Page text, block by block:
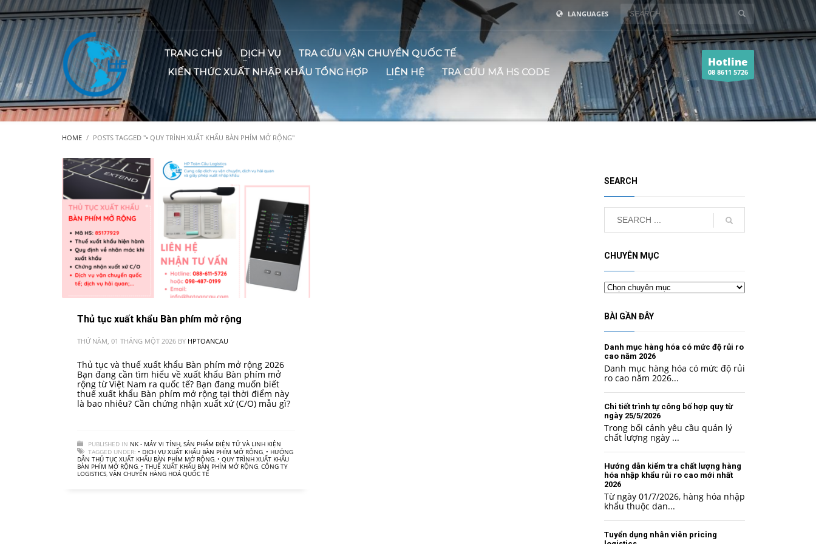
LANGUAGES
TRANG CHỦ DỊCH VỤ
TRA CỨU VẬN CHUYỂN QUỐC TẾ
KIẾN THỨC XUẤT NHẬP KHẨU TỔNG HỢP
LIÊN HỆ TRA CỨU MÃ HS CODE
Hotline
08 8611 5726
HOME POSTS TAGGED "• QUY TRÌNH XUẤT KHẨU BÀN PHÍM MỞ RỘNG"
Thủ tục xuất khẩu Bàn phím mở rộng
THỨ NĂM, 01 THÁNG MỘT 2026 BY HPTOANCAU
Thủ tục và thuế xuất khẩu Bàn phím mở rộng 2026
Bạn đang cần tìm hiểu về xuất khẩu Bàn phím mở
rộng từ Việt Nam ra quốc tế? Bạn đang muốn biết
thuế xuất khẩu Bàn phím mở rộng tại thời điểm này
là bao nhiêu? Cần chứng nhận xuất xứ (C/O) mẫu gì?
PUBLISHED IN NK - MÁY VI TÍNH, SẢN PHẨM ĐIỆN TỬ VÀ LINH KIỆN
TAGGED UNDER: • DỊCH VỤ XUẤT KHẨU BÀN PHÍM MỞ RỘNG, • HƯỚNG
DẪN THỦ TỤC XUẤT KHẨU BÀN PHÍM MỞ RỘNG, • QUY TRÌNH XUẤT KHẨU
BÀN PHÍM MỞ RỘNG, • THUẾ XUẤT KHẨU BÀN PHÍM MỞ RỘNG, CÔNG TY
LOGISTICS, VẬN CHUYỂN HÀNG HOÁ QUỐC TẾ
SEARCH
CHUYÊN MỤC
Chuyên
mục
BÀI GẦN ĐÂY
Danh mục hàng hóa có mức độ rủi ro
cao năm 2026
Danh mục hàng hóa có mức độ rủi
ro cao năm 2026...
Chi tiết trình tự công bố hợp quy từ
ngày 25/5/2026
Trong bối cảnh yêu cầu quản lý
chất lượng ngày ...
Hướng dẫn kiểm tra chất lượng hàng
hóa nhập khẩu rủi ro cao mới nhất
2026
Từ ngày 01/7/2026, hàng hóa nhập
khẩu thuộc dan...
Tuyển dụng nhân viên pricing